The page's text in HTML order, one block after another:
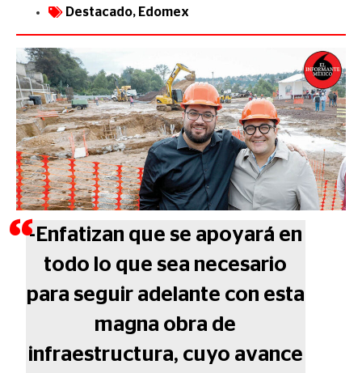
Destacado, Edomex
-Enfatizan que se apoyará en
todo lo que sea necesario
para seguir adelante con esta
magna obra de
infraestructura, cuyo avance